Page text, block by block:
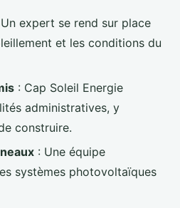
expert se rend sur place
et les conditions du
: Cap Soleil Energie
administratives, y
construire.
: Une équipe
systèmes photovoltaïques